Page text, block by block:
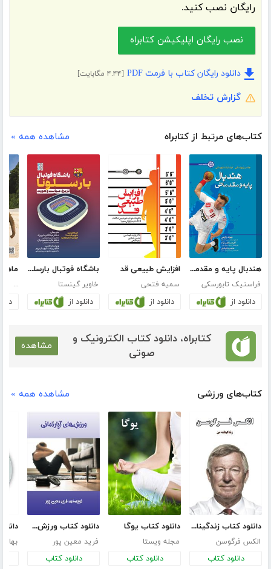
رایگان نصب کنید.
نصب رایگان اپلیکیشن کتابراه
دانلود رایگان کتاب با فرمت PDF [۴.۴۴ مگابایت]
گزارش تخلف
کتاب‌های مرتبط از کتابراه مشاهده همه »
هندبال پایه و مقدماتی
فراستیک تابورسکی
دانلود از
افزایش طبیعی قد
سمیه فتحی
دانلود از
باشگاه فوتبال بارسلونا
خاویر گینستا
دانلود از
...
کتابراه، دانلود کتاب الکترونیک و
صوتی
مشاهده
کتاب‌های ورزشی مشاهده همه »
دانلود کتاب زندگینامه الکس فرگوسن
الکس فرگوسن
دانلود کتاب
دانلود کتاب یوگا
مجله ویستا
دانلود کتاب
دانلود کتاب ورزش‌های آپارتمانی
فرید معین پور
دانلود کتاب
بهار